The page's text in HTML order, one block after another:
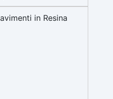
catalisi atossica e
la pelle, Bpa Free e